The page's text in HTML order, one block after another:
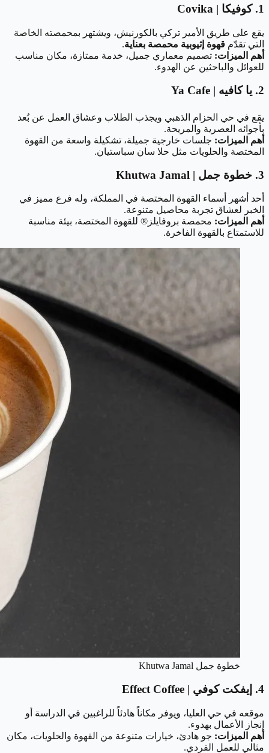
1. كوفيكا | Covika
يقع على طريق الأمير تركي بالكورنيش، ويشتهر بمحمصته الخاصة
التي تقدّم قهوة إثيوبية محمصة بعناية.
أهم الميزات: تصميم معماري جميل، خدمة ممتازة، مكان مناسب
للعوائل والباحثين عن الهدوء.
2. يا كافيه | Ya Cafe
يقع في حي الحزام الذهبي ويجذب الطلاب وعشاق العمل عن بُعد
بأجوائه العصرية والمريحة.
أهم الميزات: جلسات خارجية جميلة، تشكيلة واسعة من القهوة
المختصة والحلويات مثل حلا سان سباستيان.
3. خطوة جمل | Khutwa Jamal
أحد أشهر أسماء القهوة المختصة في المملكة، وله فرع مميز في
الخبر لعشاق تجربة محاصيل متنوعة.
أهم الميزات: محمصة بروفايلز® للقهوة المختصة، بيئة مناسبة
للاستمتاع بالقهوة الفاخرة.
خطوة جمل Khutwa Jamal
4. إيفكت كوفي | Effect Coffee
موقعه في حي العليا، ويوفر مكاناً هادئاً للراغبين في الدراسة أو
إنجاز الأعمال بهدوء.
أهم الميزات: جو هادئ، خيارات متنوعة من القهوة والحلويات، مكان
مثالي للعمل الفردي.